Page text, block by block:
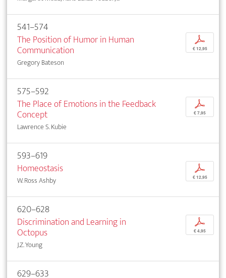
541–574
The Position of Humor in Human
Communication
Gregory Bateson
p
€ 12,95
575–592
The Place of Emotions in the Feedback
Concept
Lawrence S. Kubie
p
€ 7,95
593–619
Homeostasis
W. Ross Ashby
p
€ 12,95
620–628
Discrimination and Learning in
Octopus
J.Z. Young
p
€ 4,95
629–633